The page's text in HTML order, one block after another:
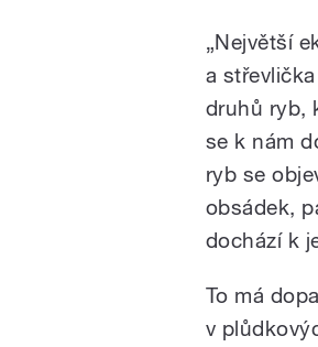
„Největší
a
druhů ryb,
se k nám
ryb se
obsádek,
dochází k
To má
v